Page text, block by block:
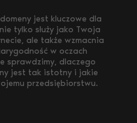
jest kluczowe dla
tylko służy jako Twoja
ale także wzmacnia
w oczach
sprawdzimy, dlaczego
jest tak istotny i jakie
przedsiębiorstwu.